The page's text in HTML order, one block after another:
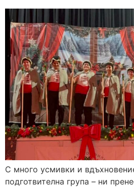
С много усмивки и
подготвителна група – ни